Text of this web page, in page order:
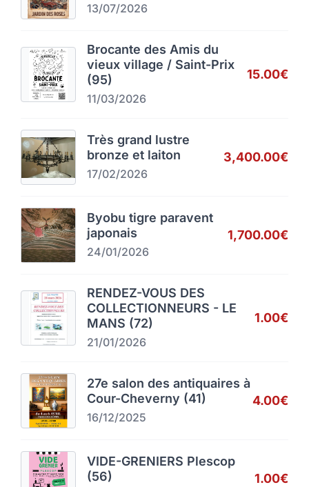
13/07/2026
Brocante des Amis du
vieux village / Saint-Prix
(95)
11/03/2026
15.00€
Très grand lustre
bronze et laiton
17/02/2026
3,400.00€
Byobu tigre paravent
japonais
24/01/2026
1,700.00€
RENDEZ-VOUS DES
COLLECTIONNEURS - LE
MANS (72)
21/01/2026
1.00€
27e salon des antiquaires à
Cour-Cheverny (41)
16/12/2025
4.00€
VIDE-GRENIERS Plescop
(56)
1.00€